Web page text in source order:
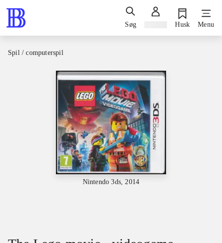
Søg Husk Menu
Spil / computerspil
Nintendo 3ds, 2014